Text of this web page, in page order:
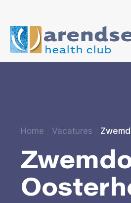
Home Vacatures